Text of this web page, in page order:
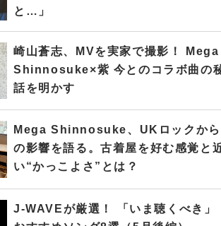
と…」
崎山蒼志、MVを実家で撮影！ Mega
Shinnosuke×紫 今とのコラボ曲の
話を明かす
Mega Shinnosuke、UKロックから
の影響を語る。古着屋を好む感覚と
い“かっこよさ”とは？
J-WAVEが厳選！ 「いま聴くべき」